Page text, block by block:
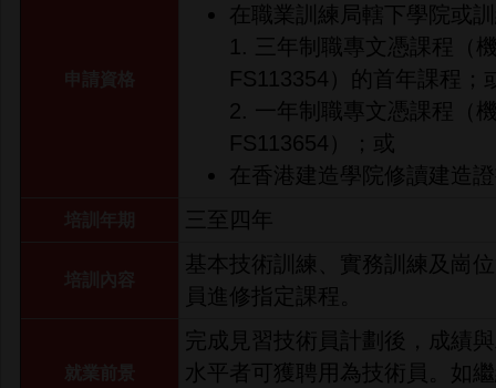
在職業訓練局轄下學院或
1. 三年制職專文憑課程（
FS113354）的首年課程；
2. 一年制職專文憑課程（
FS113654）；或
在香港建造學院修讀建造
三至四年
基本技術訓練、實務訓練及崗
員進修指定課程。
完成見習技術員計劃後，成績
水平者可獲聘用為技術員。如